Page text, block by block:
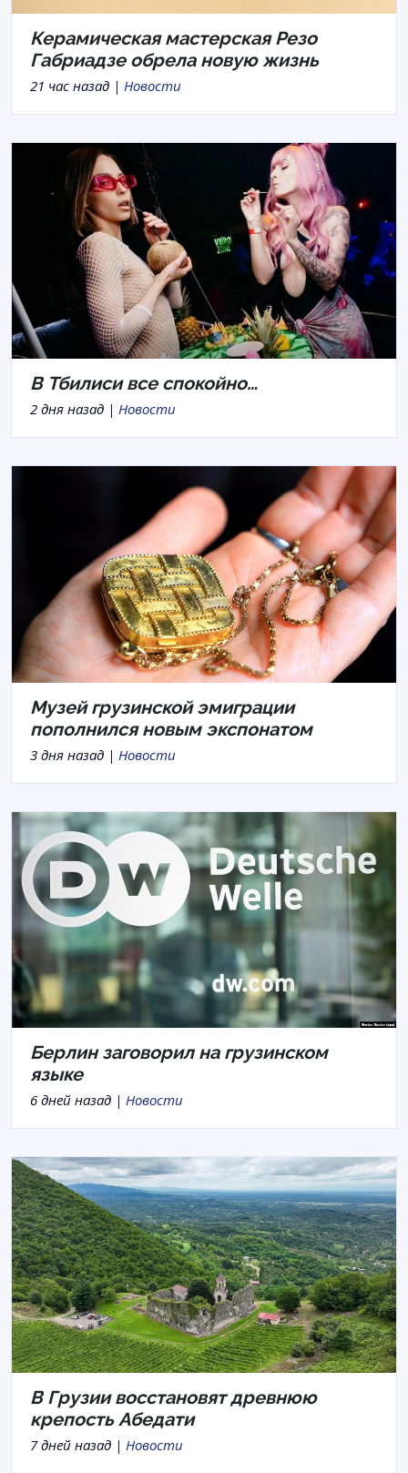
Керамическая мастерская Резо
Габриадзе обрела новую жизнь
21 час назад | Новости
В Тбилиси все спокойно…
2 дня назад | Новости
Музей грузинской эмиграции
пополнился новым экспонатом
3 дня назад | Новости
Берлин заговорил на грузинском
языке
6 дней назад | Новости
В Грузии восстановят древнюю
крепость Абедати
7 дней назад | Новости